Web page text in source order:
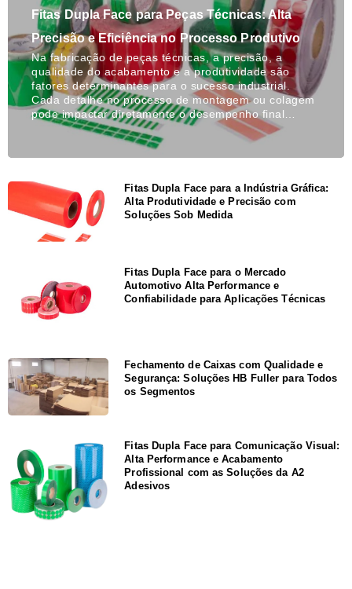
Fitas Dupla Face para Peças Técnicas: Alta
Precisão e Eficiência no Processo Produtivo
Na fabricação de peças técnicas, a precisão, a
qualidade do acabamento e a produtividade são
fatores determinantes para o sucesso industrial.
Cada detalhe no processo de montagem ou colagem
pode impactar diretamente o desempenho final…
Fitas Dupla Face para a Indústria Gráfica:
Alta Produtividade e Precisão com
Soluções Sob Medida
Fitas Dupla Face para o Mercado
Automotivo Alta Performance e
Confiabilidade para Aplicações Técnicas
Fechamento de Caixas com Qualidade e
Segurança: Soluções HB Fuller para Todos
os Segmentos
Fitas Dupla Face para Comunicação Visual:
Alta Performance e Acabamento
Profissional com as Soluções da A2
Adesivos